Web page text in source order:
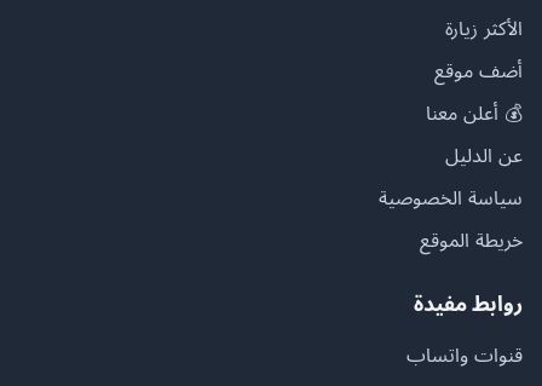
الأكثر زيارة
أضف موقع
💰 أعلن معنا
عن الدليل
سياسة الخصوصية
خريطة الموقع
روابط مفيدة
قنوات واتساب